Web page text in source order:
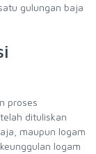
gulungan baja
proses
dituliskan
maupun logam
logam